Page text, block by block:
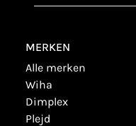
MERKEN
alle merken
wiha
dimplex
plejd